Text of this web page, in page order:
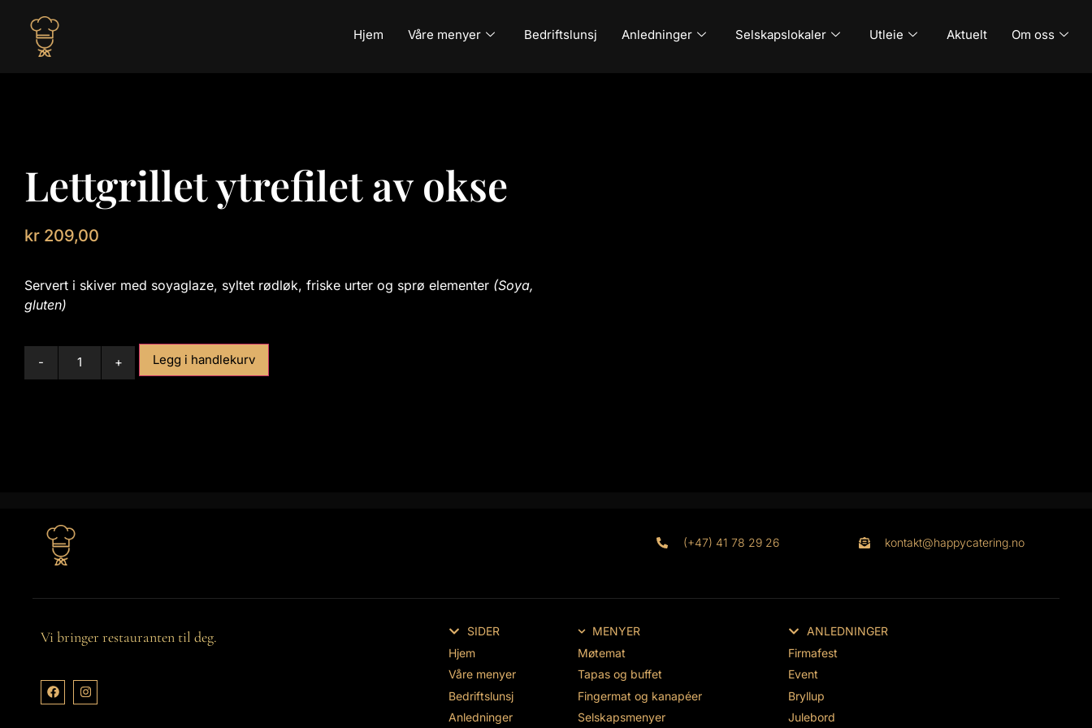
Hjem Våre menyer Bedriftslunsj Anledninger Selskapslokaler Utleie Aktuelt Om oss
Lettgrillet ytrefilet av okse
kr 209,00
Servert i skiver med soyaglaze, syltet rødløk, friske urter og sprø elementer (Soya,
gluten)
- + Legg i handlekurv
(+47) 41 78 29 26 kontakt@happycatering.no
Vi bringer restauranten til deg.
SIDER
Hjem
Våre menyer
Bedriftslunsj
Anledninger
MENYER
Møtemat
Tapas og buffet
Fingermat og kanapéer
Selskapsmenyer
ANLEDNINGER
Firmafest
Event
Bryllup
Julebord